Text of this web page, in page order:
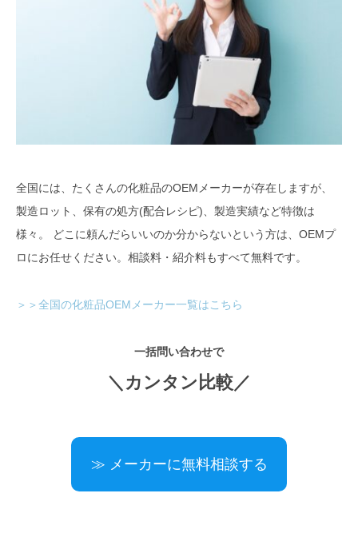
全国には、たくさんの化粧品のOEMメーカーが存在しますが、
製造ロット、保有の処方(配合レシピ)、製造実績など特徴は
様々。 どこに頼んだらいいのか分からないという方は、OEMプ
ロにお任せください。相談料・紹介料もすべて無料です。
＞＞全国の化粧品OEMメーカー一覧はこちら
一括問い合わせで
＼カンタン比較／
≫ メーカーに無料相談する